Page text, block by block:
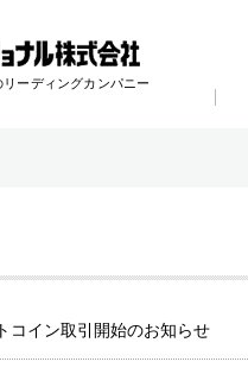
ーディングカンパニー
コイン取引開始のお知らせ